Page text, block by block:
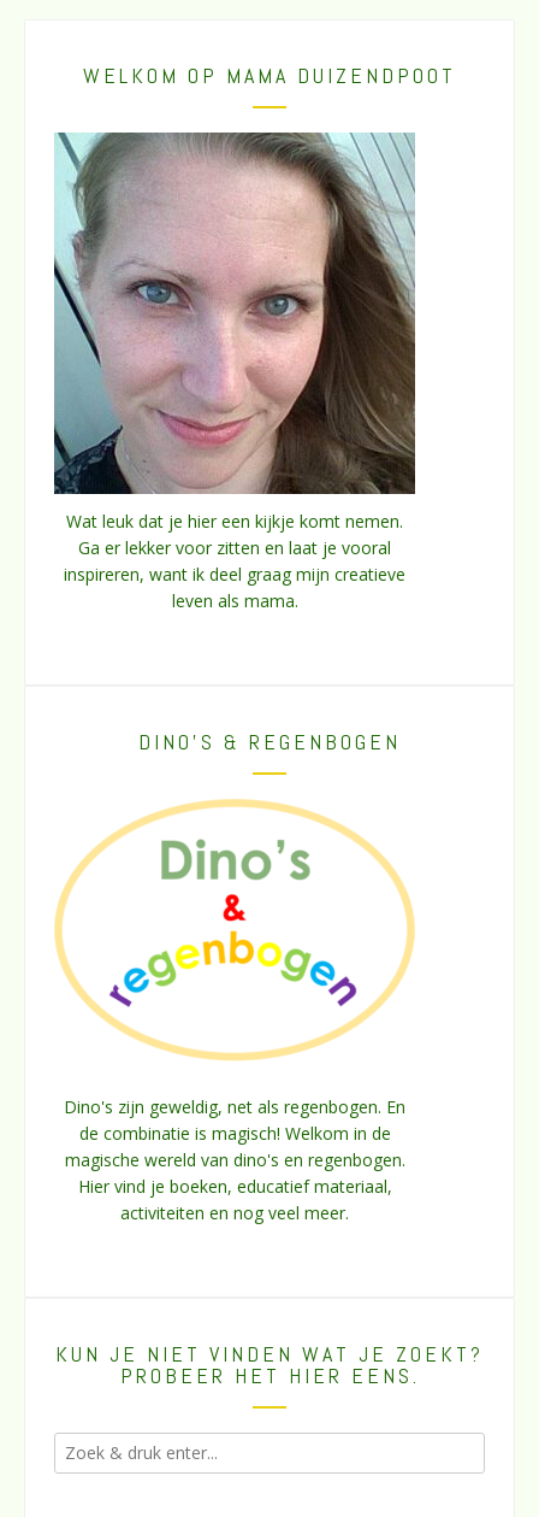
WELKOM OP MAMA DUIZENDPOOT
Wat leuk dat je hier een kijkje komt nemen.
Ga er lekker voor zitten en laat je vooral
inspireren, want ik deel graag mijn creatieve
leven als mama.
DINO’S & REGENBOGEN
Dino's zijn geweldig, net als regenbogen. En
de combinatie is magisch! Welkom in de
magische wereld van dino's en regenbogen.
Hier vind je boeken, educatief materiaal,
activiteiten en nog veel meer.
KUN JE NIET VINDEN WAT JE ZOEKT?
PROBEER HET HIER EENS.